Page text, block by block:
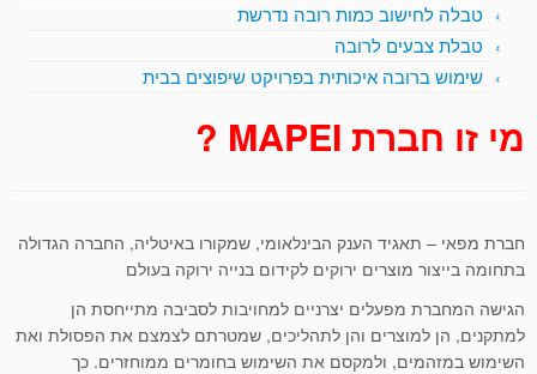
טבלה לחישוב כמות רובה נדרשת
טבלת צבעים לרובה
שימוש ברובה איכותית בפרויקט שיפוצים בבית
מי זו חברת MAPEI ?
חברת מפאי – תאגיד הענק הבינלאומי, שמקורו באיטליה, החברה הגדולה
בתחומה בייצור מוצרים ירוקים לקידום בנייה ירוקה בעולם
הגישה המחברת מפעלים יצרניים למחויבות לסביבה מתייחסת הן
למתקנים, הן למוצרים והן לתהליכים, שמטרתם לצמצם את הפסולת ואת
השימוש במזהמים, ולמקסם את השימוש בחומרים ממוחזרים. כך